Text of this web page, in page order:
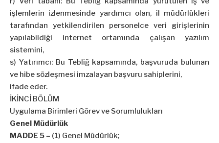
işlemlerin izlenmesinde yardımcı olan, il müdürlükleri
tarafından yetkilendirilen personelce veri girişlerinin
yapılabildiği internet ortamında çalışan yazılım
sistemini,
s) Yatırımcı: Bu Tebliğ kapsamında, başvuruda bulunan
ve hibe sözleşmesi imzalayan başvuru sahiplerini,
ifade eder.
İKİNCİ BÖLÜM
Uygulama Birimleri Görev ve Sorumlulukları
Genel Müdürlük
MADDE 5 – (1) Genel Müdürlük;